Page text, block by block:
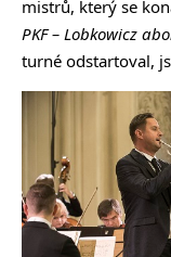
mistrů, který se
PKF – Lobkowicz
turné odstartoval,